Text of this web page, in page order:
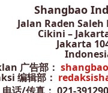
Shangbao
Jalan Raden Saleh
Cikini –
Jakarta
广告部：
编辑部：